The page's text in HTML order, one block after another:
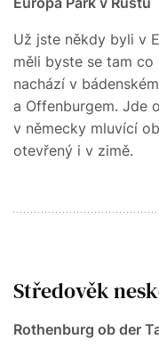
Už jste někdy byli v
měli byste se tam co
nachází v
a Offenburgem. Jde
v německy mluvící
otevřený i v zimě.
Středověk
Rothenburg ob der